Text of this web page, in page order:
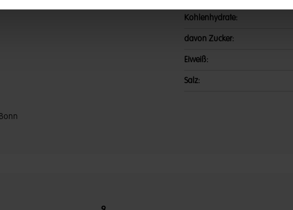
Kohlenhydrate:
davon Zucker:
Eiweiß:
Salz: